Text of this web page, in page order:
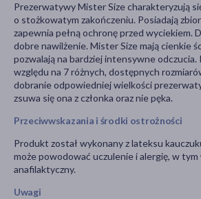
Prezerwatywy Mister Size charakteryzują
o stożkowatym zakończeniu. Posiadają
zapewnia pełną ochronę przed wyciekiem.
dobre nawilżenie. Mister Size mają cienkie
pozwalają na bardziej intensywne
względu na 7 różnych, dostępnych
dobranie odpowiedniej wielkości
zsuwa się ona z członka oraz nie pęka.
Przeciwwskazania i środki ostrożności
Produkt został wykonany z lateksu
może powodować uczulenie i alergię, w
anafilaktyczny.
Uwagi